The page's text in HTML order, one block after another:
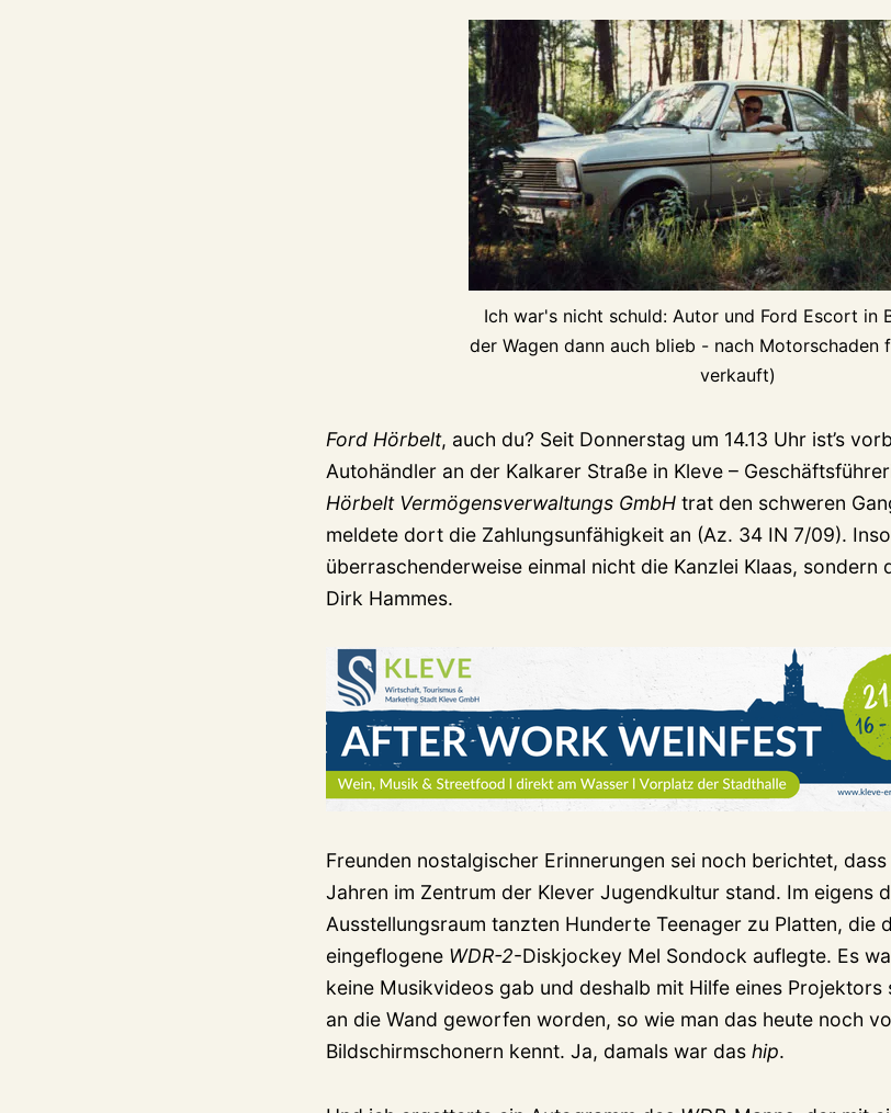
Ich war's nicht schuld: Autor und Ford Escort in
der Wagen dann auch blieb - nach Motorschaden
verkauft)
Ford Hörbelt, auch du? Seit Donnerstag um 14.13 Uhr ist’s
Autohändler an der Kalkarer Straße in Kleve –
Hörbelt Vermögensverwaltungs GmbH trat den schweren
meldete dort die Zahlungsunfähigkeit an (Az. 34 IN 7/09).
überraschenderweise einmal nicht die Kanzlei Klaas, sondern
Dirk Hammes.
Freunden nostalgischer Erinnerungen sei noch berichtet, dass
Jahren im Zentrum der Klever Jugendkultur stand. Im eigens
Ausstellungsraum tanzten Hunderte Teenager zu Platten, die
eingeflogene WDR-2-Diskjockey Mel Sondock auflegte. Es
keine Musikvideos gab und deshalb mit Hilfe eines
an die Wand geworfen worden, so wie man das heute noch
Bildschirmschonern kennt. Ja, damals war das hip.